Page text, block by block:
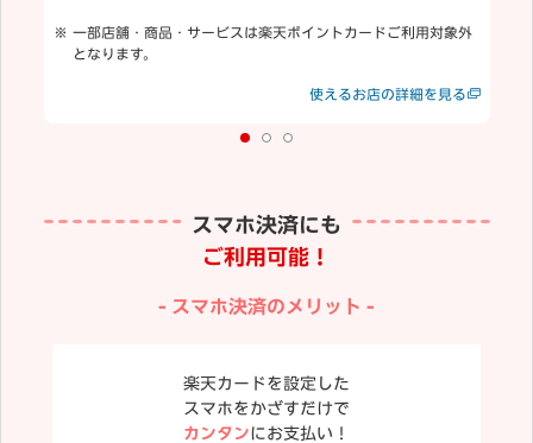
一部店舗・商品・サービスは楽天ポイントカードご利用対象外
となります。
使えるお店の詳細を見る
スマホ決済にも
ご利用可能！
スマホ決済のメリット
楽天カードを設定した
スマホをかざすだけで
カンタンにお支払い！